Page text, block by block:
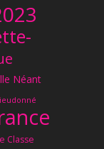
Néant
Classe